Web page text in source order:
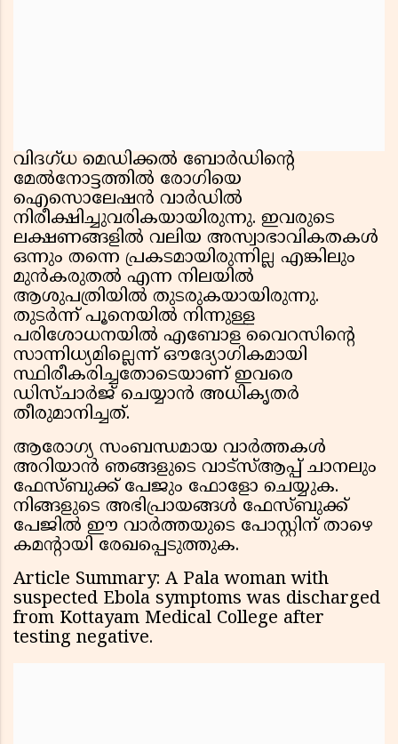
വിദഗ്ധ മെഡിക്കൽ ബോർഡിൻ്റെ
മേൽനോട്ടത്തിൽ രോഗിയെ
ഐസൊലേഷൻ വാർഡിൽ
നിരീക്ഷിച്ചുവരികയായിരുന്നു. ഇവരുടെ
ലക്ഷണങ്ങളിൽ വലിയ അസ്വാഭാവികതകൾ
ഒന്നും തന്നെ പ്രകടമായിരുന്നില്ല എങ്കിലും
മുൻകരുതൽ എന്ന നിലയിൽ
ആശുപത്രിയിൽ തുടരുകയായിരുന്നു.
തുടർന്ന് പൂനെയിൽ നിന്നുള്ള
പരിശോധനയിൽ എബോള വൈറസിൻ്റെ
സാന്നിധ്യമില്ലെന്ന് ഔദ്യോഗികമായി
സ്ഥിരീകരിച്ചതോടെയാണ് ഇവരെ
ഡിസ്ചാർജ് ചെയ്യാൻ അധികൃതർ
തീരുമാനിച്ചത്.
ആരോഗ്യ സംബന്ധമായ വാർത്തകൾ
അറിയാൻ ഞങ്ങളുടെ വാട്സ്ആപ്പ് ചാനലും
ഫേസ്ബുക്ക് പേജും ഫോളോ ചെയ്യുക.
നിങ്ങളുടെ അഭിപ്രായങ്ങൾ ഫേസ്ബുക്ക്
പേജിൽ ഈ വാർത്തയുടെ പോസ്റ്റിന് താഴെ
കമൻ്റായി രേഖപ്പെടുത്തുക.
Article Summary: A Pala woman with
suspected Ebola symptoms was discharged
from Kottayam Medical College after
testing negative.